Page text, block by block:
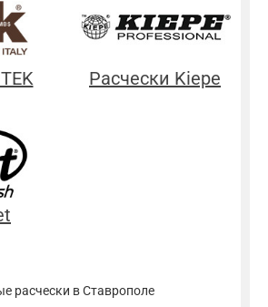
Расчески Kiepe
расчески в Ставрополе